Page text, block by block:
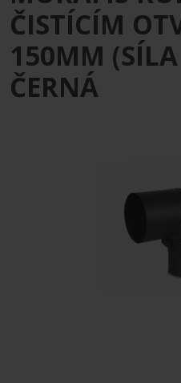
ČISTÍCÍM
150MM
ČERNÁ